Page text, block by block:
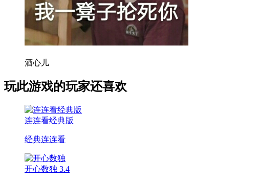
酒心儿
玩此游戏的玩家还喜欢
连连看经典版
经典连连看
开心数独 3.4